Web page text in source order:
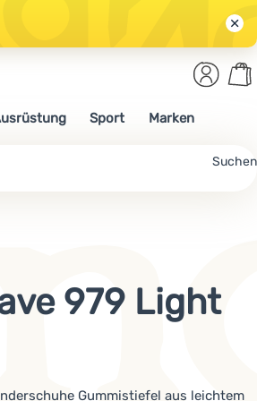
Suchen
Anmelden
Sport Marken
979 Light
Gummistiefel aus leichtem